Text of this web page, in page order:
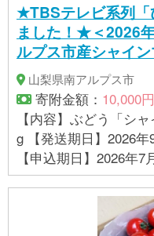
★TBSテレビ系列「
ました！★＜2026
ルプス市産シャイ
03 | 人気 山梨産 高
山梨県南アルプス市
寄附金額： 10,000円
【内容】ぶどう「シ
g 【発送期日】2026
【申込期日】2026年
Ａ南アルプス市